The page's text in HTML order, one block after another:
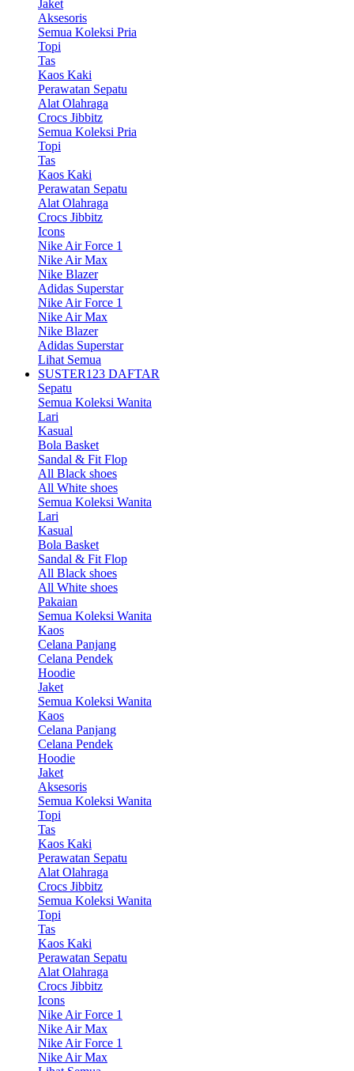
Jaket
Aksesoris
Semua Koleksi Pria
Topi
Tas
Kaos Kaki
Perawatan Sepatu
Alat Olahraga
Crocs Jibbitz
Semua Koleksi Pria
Topi
Tas
Kaos Kaki
Perawatan Sepatu
Alat Olahraga
Crocs Jibbitz
Icons
Nike Air Force 1
Nike Air Max
Nike Blazer
Adidas Superstar
Nike Air Force 1
Nike Air Max
Nike Blazer
Adidas Superstar
Lihat Semua
SUSTER123 DAFTAR
Sepatu
Semua Koleksi Wanita
Lari
Kasual
Bola Basket
Sandal & Fit Flop
All Black shoes
All White shoes
Semua Koleksi Wanita
Lari
Kasual
Bola Basket
Sandal & Fit Flop
All Black shoes
All White shoes
Pakaian
Semua Koleksi Wanita
Kaos
Celana Panjang
Celana Pendek
Hoodie
Jaket
Semua Koleksi Wanita
Kaos
Celana Panjang
Celana Pendek
Hoodie
Jaket
Aksesoris
Semua Koleksi Wanita
Topi
Tas
Kaos Kaki
Perawatan Sepatu
Alat Olahraga
Crocs Jibbitz
Semua Koleksi Wanita
Topi
Tas
Kaos Kaki
Perawatan Sepatu
Alat Olahraga
Crocs Jibbitz
Icons
Nike Air Force 1
Nike Air Max
Nike Air Force 1
Nike Air Max